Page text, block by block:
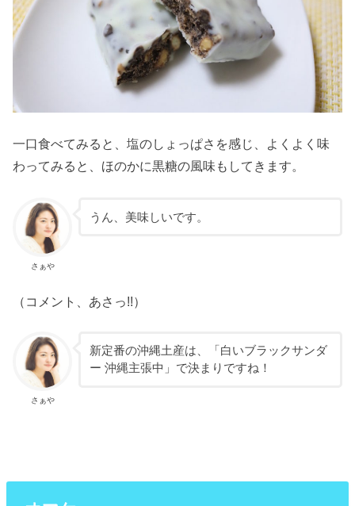
一口食べてみると、塩のしょっぱさを感じ、よくよく味
わってみると、ほのかに黒糖の風味もしてきます。
さぁや
うん、美味しいです。
（コメント、あさっ!!）
さぁや
新定番の沖縄土産は、「白いブラックサンダ
ー 沖縄主張中」で決まりですね！